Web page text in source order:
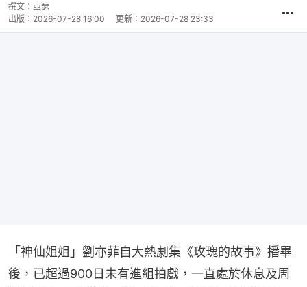
撰文： 亞瑟
出版： 2026-07-28 16:00 更新： 2026-07-28 23:33
「神仙姐姐」劉亦菲自大熱劇集《玫瑰的故事》播畢
後，已超過900日未有進組拍戲，一直處於休息及周